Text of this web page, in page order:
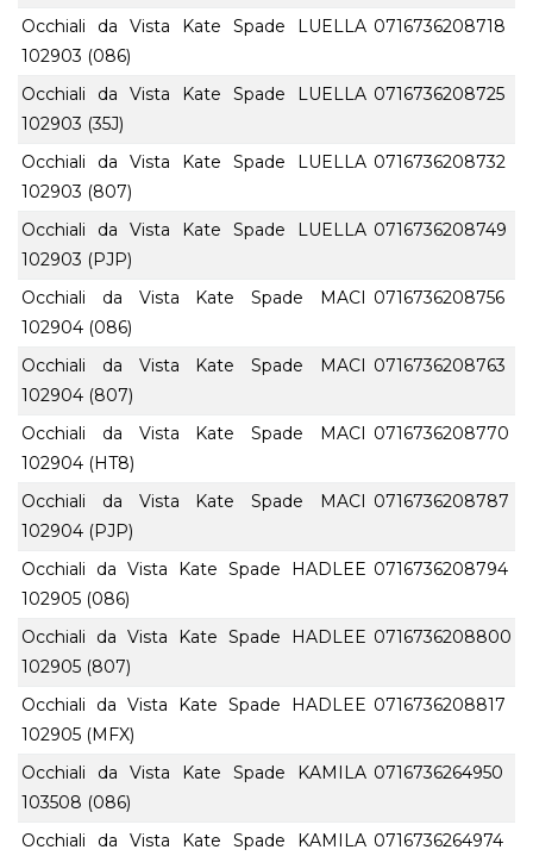
Occhiali da Vista Kate Spade LUELLA
102903 (086)
0716736208718
Occhiali da Vista Kate Spade LUELLA
102903 (35J)
0716736208725
Occhiali da Vista Kate Spade LUELLA
102903 (807)
0716736208732
Occhiali da Vista Kate Spade LUELLA
102903 (PJP)
0716736208749
Occhiali da Vista Kate Spade MACI
102904 (086)
0716736208756
Occhiali da Vista Kate Spade MACI
102904 (807)
0716736208763
Occhiali da Vista Kate Spade MACI
102904 (HT8)
0716736208770
Occhiali da Vista Kate Spade MACI
102904 (PJP)
0716736208787
Occhiali da Vista Kate Spade HADLEE
102905 (086)
0716736208794
Occhiali da Vista Kate Spade HADLEE
102905 (807)
0716736208800
Occhiali da Vista Kate Spade HADLEE
102905 (MFX)
0716736208817
Occhiali da Vista Kate Spade KAMILA
103508 (086)
0716736264950
Occhiali da Vista Kate Spade KAMILA 0716736264974